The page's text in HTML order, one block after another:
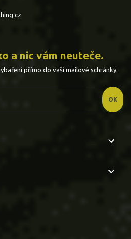
a nic vám neuteče.
přímo do vaší mailové schránky.
keyboard_arrow_down
keyboard_arrow_down